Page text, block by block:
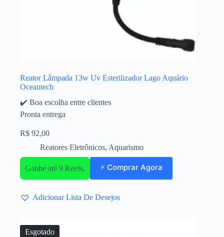
Reator Lâmpada 13w Uv Esterilizador Lago Aquário
Oceantech
✔️ Boa escolha entre clientes
Pronta entrega
R$ 92,00
Reatores Eletrônicos, Aquarismo
Ganhe até 9 Reefs. ⚡ Comprar Agora
Adicionar Lista De Desejos
Esgotado